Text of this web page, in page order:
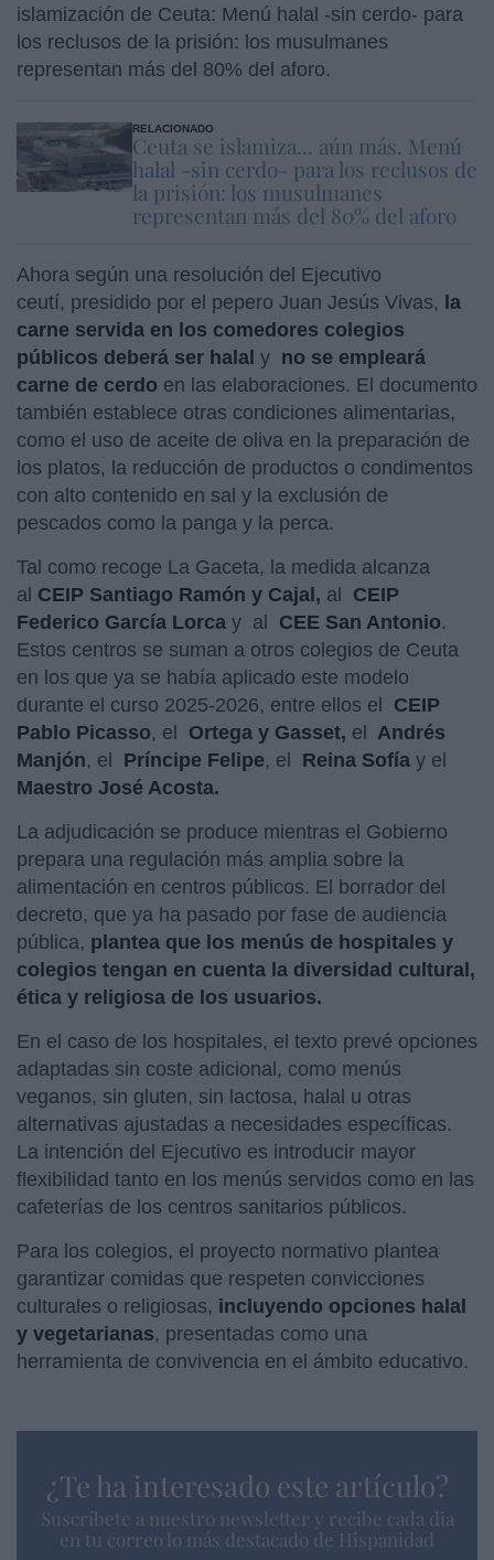
islamización de Ceuta: Menú halal -sin cerdo- para
los reclusos de la prisión: los musulmanes
representan más del 80% del aforo.
RELACIONADO
Ceuta se islamiza... aún más. Menú
halal -sin cerdo- para los reclusos de
la prisión: los musulmanes
representan más del 80% del aforo
Ahora según una resolución del Ejecutivo
ceutí, presidido por el pepero Juan Jesús Vivas, la
carne servida en los comedores colegios
públicos deberá ser halal y no se empleará
carne de cerdo en las elaboraciones. El documento
también establece otras condiciones alimentarias,
como el uso de aceite de oliva en la preparación de
los platos, la reducción de productos o condimentos
con alto contenido en sal y la exclusión de
pescados como la panga y la perca.
Tal como recoge La Gaceta, la medida alcanza
al CEIP Santiago Ramón y Cajal, al CEIP
Federico García Lorca y al CEE San Antonio.
Estos centros se suman a otros colegios de Ceuta
en los que ya se había aplicado este modelo
durante el curso 2025-2026, entre ellos el CEIP
Pablo Picasso, el Ortega y Gasset, el Andrés
Manjón, el Príncipe Felipe, el Reina Sofía y el
Maestro José Acosta.
La adjudicación se produce mientras el Gobierno
prepara una regulación más amplia sobre la
alimentación en centros públicos. El borrador del
decreto, que ya ha pasado por fase de audiencia
pública, plantea que los menús de hospitales y
colegios tengan en cuenta la diversidad cultural,
ética y religiosa de los usuarios.
En el caso de los hospitales, el texto prevé opciones
adaptadas sin coste adicional, como menús
veganos, sin gluten, sin lactosa, halal u otras
alternativas ajustadas a necesidades específicas.
La intención del Ejecutivo es introducir mayor
flexibilidad tanto en los menús servidos como en las
cafeterías de los centros sanitarios públicos.
Para los colegios, el proyecto normativo plantea
garantizar comidas que respeten convicciones
culturales o religiosas, incluyendo opciones halal
y vegetarianas, presentadas como una
herramienta de convivencia en el ámbito educativo.
¿Te ha interesado este artículo?
Suscríbete a nuestro newsletter y recibe cada dia
en tu correo lo más destacado de Hispanidad